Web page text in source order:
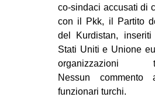
co-sindaci accusati di
con il Pkk, il Partito
del Kurdistan, inseriti
Stati Uniti e Unione
organizzazioni
Nessun commento
funzionari turchi.